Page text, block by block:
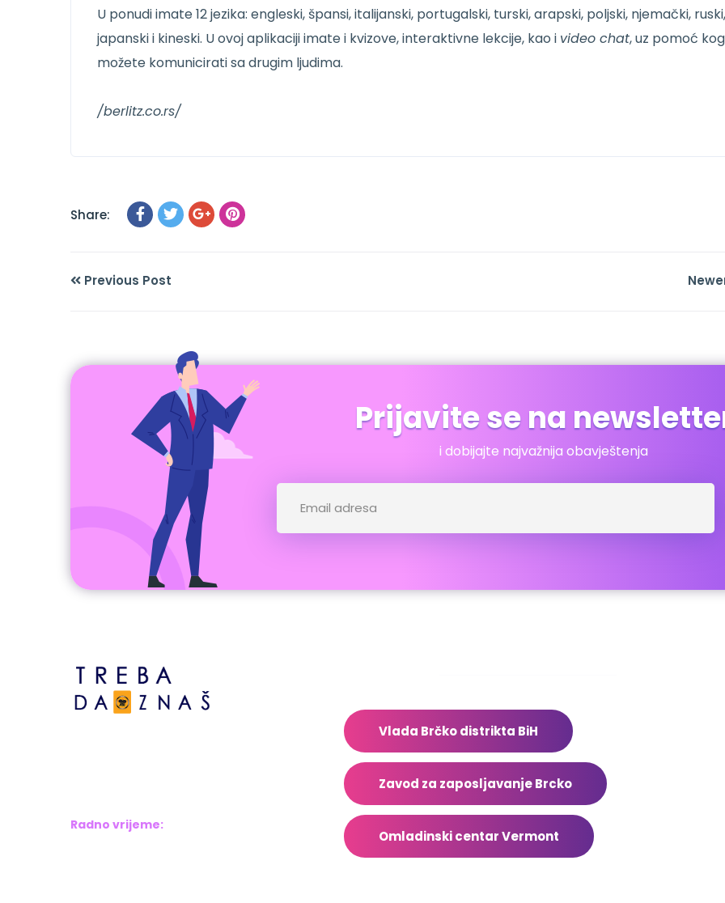
U ponudi imate 12 jezika: engleski, špansi, italijanski, portugalski, turski, arapski, poljski, njemački, ruski,
japanski i kineski. U ovoj aplikaciji imate i kvizove, interaktivne lekcije, kao i video chat, uz pomoć kog
možete komunicirati sa drugim ljudima.
/berlitz.co.rs/
Share:
Previous Post
Prijavite se na
i dobijajte najvažnija obavještenja
Radno vrijeme:
Vlada Brčko distrikta BiH
Zavod za zaposljavanje Brcko
Omladinski centar Vermont